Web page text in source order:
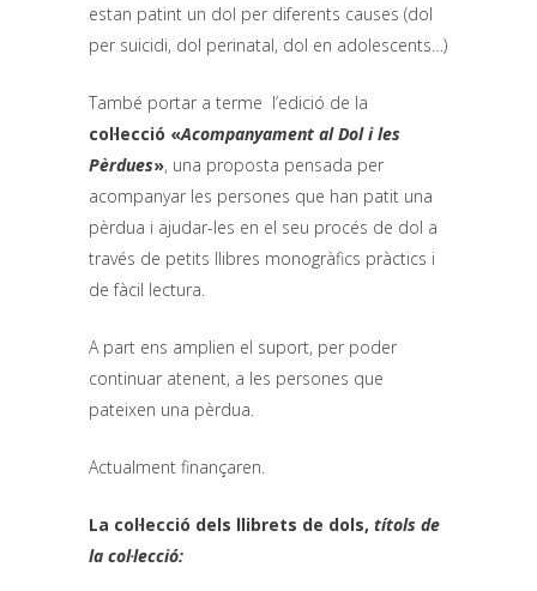
estan patint un dol per diferents causes (dol
per suicidi, dol perinatal, dol en adolescents…)
També portar a terme l’edició de la
col·lecció «Acompanyament al Dol i les
Pèrdues», una proposta pensada per
acompanyar les persones que han patit una
pèrdua i ajudar-les en el seu procés de dol a
través de petits llibres monogràfics pràctics i
de fàcil lectura.
A part ens amplien el suport, per poder
continuar atenent, a les persones que
pateixen una pèrdua.
Actualment finançaren.
La col·lecció dels llibrets de dols, títols de
la col·lecció: